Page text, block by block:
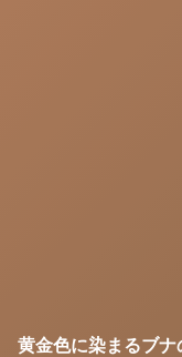
黄金色に染まるブ